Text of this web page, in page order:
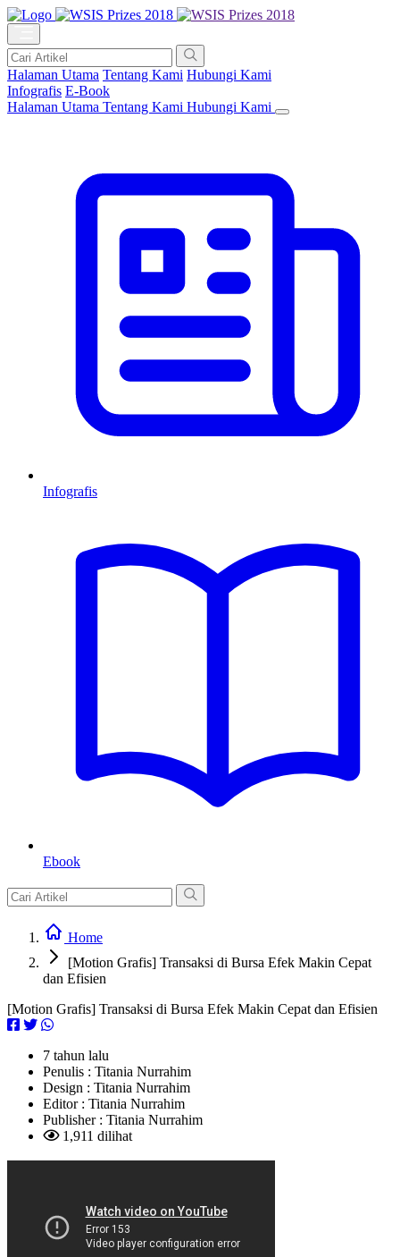
Halaman Utama Tentang Kami Hubungi Kami
Infografis E-Book
Halaman Utama Tentang Kami Hubungi Kami
Infografis
Ebook
Home
[Motion Grafis] Transaksi di Bursa Efek Makin Cepat
dan Efisien
[Motion Grafis] Transaksi di Bursa Efek Makin Cepat dan Efisien
7 tahun lalu
Penulis : Titania Nurrahim
Design : Titania Nurrahim
Editor : Titania Nurrahim
Publisher : Titania Nurrahim
1,911 dilihat